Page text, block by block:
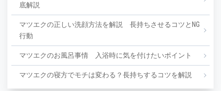
底解説
マツエクの正しい洗顔方法を解説 長持ちさせるコツとNG
行動
マツエクのお風呂事情 入浴時に気を付けたいポイント
マツエクの寝方でモチは変わる？長持ちするコツを解説